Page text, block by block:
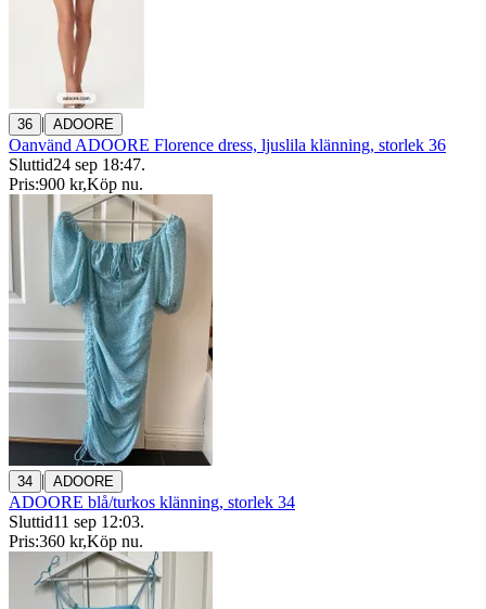
36 | ADOORE
Oanvänd ADOORE Florence dress, ljuslila klänning, storlek 36
Sluttid24 sep 18:47.
Pris:900 kr,Köp nu.
34 | ADOORE
ADOORE blå/turkos klänning, storlek 34
Sluttid11 sep 12:03.
Pris:360 kr,Köp nu.